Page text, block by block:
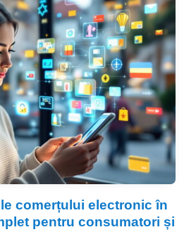
comerțului electronic în
pentru consumatori și